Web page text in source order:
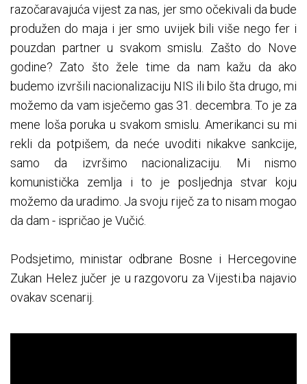
razočaravajuća vijest za nas, jer smo očekivali da bude
produžen do maja i jer smo uvijek bili više nego fer i
pouzdan partner u svakom smislu. Zašto do Nove
godine? Zato što žele time da nam kažu da ako
budemo izvršili nacionalizaciju NIS ili bilo šta drugo, mi
možemo da vam isječemo gas 31. decembra. To je za
mene loša poruka u svakom smislu. Amerikanci su mi
rekli da potpišem, da neće uvoditi nikakve sankcije,
samo da izvršimo nacionalizaciju. Mi nismo
komunistička zemlja i to je posljednja stvar koju
možemo da uradimo. Ja svoju riječ za to nisam mogao
da dam - ispričao je Vučić.
Podsjetimo, ministar odbrane Bosne i Hercegovine
Zukan Helez jučer je u razgovoru za Vijesti.ba najavio
ovakav scenarij.